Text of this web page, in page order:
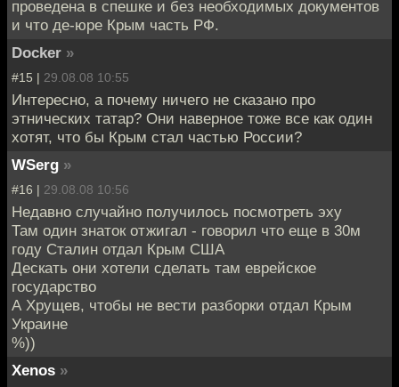
проведена в спешке и без необходимых документов
и что де-юре Крым часть РФ.
Docker »
#15 | 29.08.08 10:55
Интересно, а почему ничего не сказано про
этнических татар? Они наверное тоже все как один
хотят, что бы Крым стал частью России?
WSerg »
#16 | 29.08.08 10:56
Недавно случайно получилось посмотреть эху
Там один знаток отжигал - говорил что еще в 30м
году Сталин отдал Крым США
Дескать они хотели сделать там еврейское
государство
А Хрущев, чтобы не вести разборки отдал Крым
Украине
%))
Xenos »